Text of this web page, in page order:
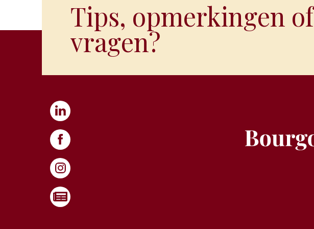
Tips, opmerkingen of
vragen?